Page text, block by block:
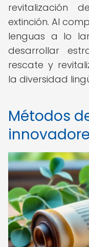
revitalización
extinción. Al
lenguas a lo
desarrollar
rescate y
la diversidad
Métodos